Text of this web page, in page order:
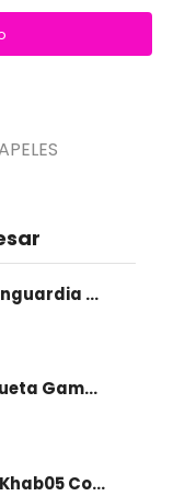
Pintura Acrilica Vanguardia Metalica 100 Ml
Artículo Para Maqueta Gama Zoologico Chico
Pincel Pascua Pin-Khab05 Con 15